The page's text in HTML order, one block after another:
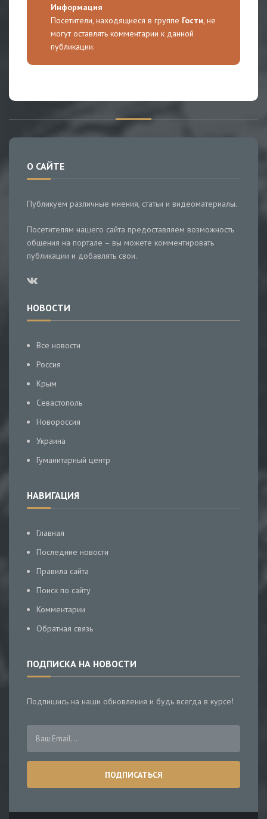
Информация
Посетители, находящиеся в группе Гости, не
могут оставлять комментарии к данной
публикации.
О САЙТЕ
Публикуем различные мнения, статьи и видеоматериалы.
Посетителям нашего сайта предоставляем возможность
общения на портале – вы можете комментировать
публикации и добавлять свои.
НОВОСТИ
Все новости
Россия
Крым
Севастополь
Новороссия
Украина
Гуманитарный центр
НАВИГАЦИЯ
Главная
Последние новости
Правила сайта
Поиск по сайту
Комментарии
Обратная связь
ПОДПИСКА НА НОВОСТИ
Подпишись на наши обновления и будь всегда в курсе!